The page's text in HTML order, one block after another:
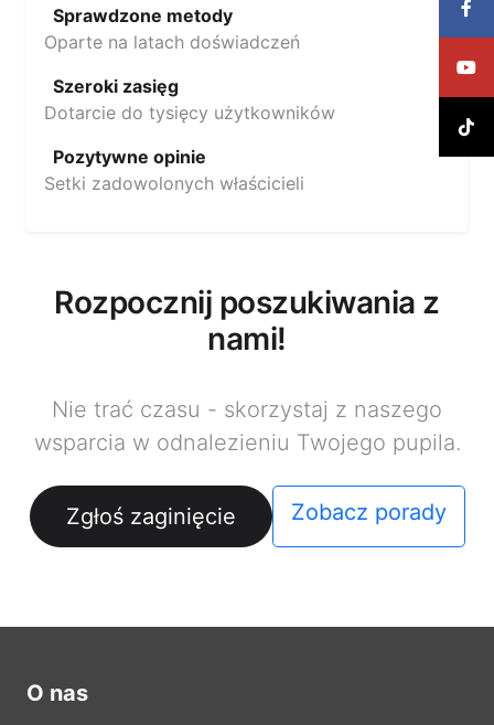
Sprawdzone metody
Oparte na latach doświadczeń
Szeroki zasięg
Dotarcie do tysięcy użytkowników
Pozytywne opinie
Setki zadowolonych właścicieli
Rozpocznij poszukiwania z
nami!
Nie trać czasu - skorzystaj z naszego
wsparcia w odnalezieniu Twojego pupila.
Zgłoś zaginięcie Zobacz porady
O nas